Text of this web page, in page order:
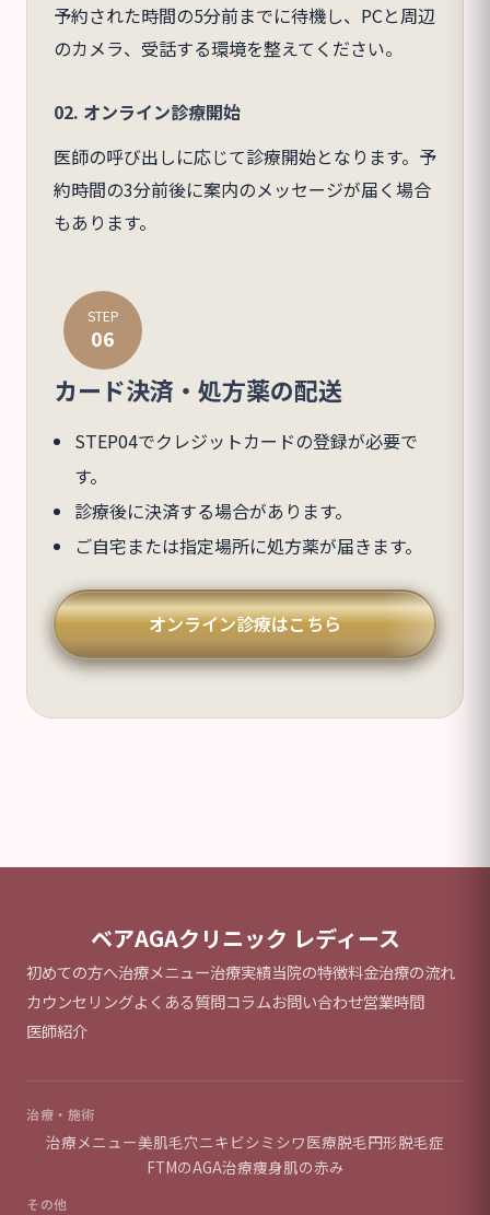
予約された時間の5分前までに待機し、PCと周辺
のカメラ、受話する環境を整えてください。
02. オンライン診療開始
医師の呼び出しに応じて診療開始となります。予
約時間の3分前後に案内のメッセージが届く場合
もあります。
STEP
06
カード決済・処方薬の配送
STEP04でクレジットカードの登録が必要で
す。
診療後に決済する場合があります。
ご自宅または指定場所に処方薬が届きます。
オンライン診療はこちら
ベアAGAクリニック レディース
初めての方へ治療メニュー治療実績当院の特徴料金治療の流れ
カウンセリングよくある質問コラムお問い合わせ営業時間
医師紹介
治療・施術
治療メニュー美肌毛穴ニキビシミ シワ医療脱毛円形脱毛症
FTMのAGA治療痩身肌の赤み
その他